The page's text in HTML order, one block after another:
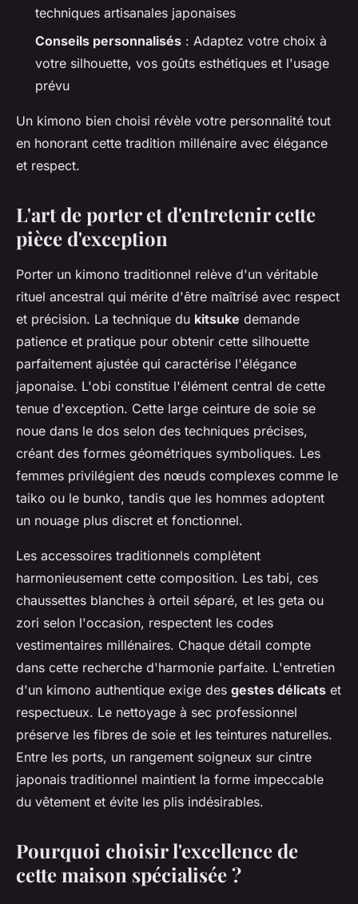
techniques artisanales japonaises
Conseils personnalisés : Adaptez votre choix à
votre silhouette, vos goûts esthétiques et l'usage
prévu
Un kimono bien choisi révèle votre personnalité tout
en honorant cette tradition millénaire avec élégance
et respect.
L'art de porter et d'entretenir cette
pièce d'exception
Porter un kimono traditionnel relève d'un véritable
rituel ancestral qui mérite d'être maîtrisé avec respect
et précision. La technique du kitsuke demande
patience et pratique pour obtenir cette silhouette
parfaitement ajustée qui caractérise l'élégance
japonaise. L'obi constitue l'élément central de cette
tenue d'exception. Cette large ceinture de soie se
noue dans le dos selon des techniques précises,
créant des formes géométriques symboliques. Les
femmes privilégient des nœuds complexes comme le
taiko ou le bunko, tandis que les hommes adoptent
un nouage plus discret et fonctionnel.
Les accessoires traditionnels complètent
harmonieusement cette composition. Les tabi, ces
chaussettes blanches à orteil séparé, et les geta ou
zori selon l'occasion, respectent les codes
vestimentaires millénaires. Chaque détail compte
dans cette recherche d'harmonie parfaite. L'entretien
d'un kimono authentique exige des gestes délicats et
respectueux. Le nettoyage à sec professionnel
préserve les fibres de soie et les teintures naturelles.
Entre les ports, un rangement soigneux sur cintre
japonais traditionnel maintient la forme impeccable
du vêtement et évite les plis indésirables.
Pourquoi choisir l'excellence de
cette maison spécialisée ?